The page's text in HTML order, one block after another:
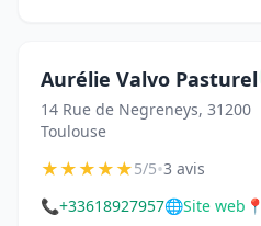
Aurélie Valvo Pasturel
14 Rue de Negreneys, 31200
Toulouse
★★★★★5/5•3 avis
📞+33618927957🌐Site web 📍